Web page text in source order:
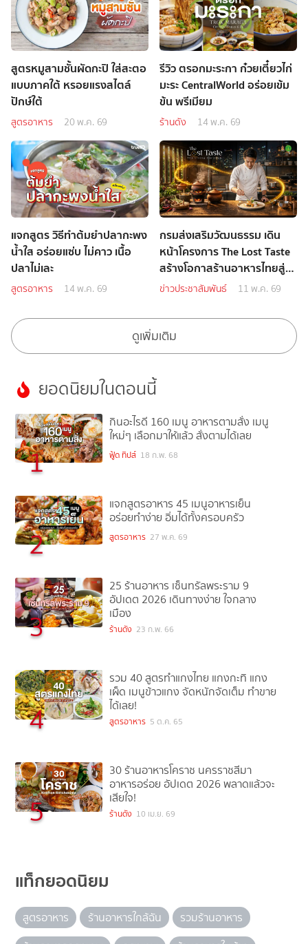
สูตรหมูสามชั้นผัดกะปิ ใส่สะตอ
แบบภาคใต้ หรอยแรงสไตล์
ปักษ์ใต้
สูตรอาหาร 20 พ.ค. 69
รีวิว ตรอกมะระกา ก๋วยเตี๋ยวไก่
มะระ CentralWorld อร่อยเข้ม
ข้น พรีเมียม
ร้านดัง 14 พ.ค. 69
แจกสูตร วิธีทำต้มยำปลากะพง
น้ำใส อร่อยแซ่บ ไม่คาว เนื้อ
ปลาไม่เละ
สูตรอาหาร 14 พ.ค. 69
กรมส่งเสริมวัฒนธรรม เดิน
หน้าโครงการ The Lost Taste
สร้างโอกาสร้านอาหารไทยสู่
มาตรฐานสากล
ข่าวประชาสัมพันธ์ 11 พ.ค. 69
ดูเพิ่มเติม
ยอดนิยมในตอนนี้
1
กินอะไรดี 160 เมนู อาหารตามสั่ง เมนู
ใหม่ๆ เลือกมาให้แล้ว สั่งตามได้เลย
ฟู้ด ทิปส์ 18 ก.พ. 68
2
แจกสูตรอาหาร 45 เมนูอาหารเย็น
อร่อยทำง่าย อิ่มได้ทั้งครอบครัว
สูตรอาหาร 27 พ.ค. 69
3
25 ร้านอาหาร เซ็นทรัลพระราม 9
อัปเดต 2026 เดินทางง่าย ใจกลาง
เมือง
ร้านดัง 23 ก.พ. 66
4
รวม 40 สูตรทำแกงไทย แกงกะทิ แกง
เผ็ด เมนูข้าวแกง จัดหนักจัดเต็ม ทำขาย
ได้เลย!
สูตรอาหาร 5 ต.ค. 65
5
30 ร้านอาหารโคราช นครราชสีมา
อาหารอร่อย อัปเดต 2026 พลาดแล้วจะ
เสียใจ!
ร้านดัง 10 เม.ย. 69
แท็กยอดนิยม
สูตรอาหาร ร้านอาหารใกล้ฉัน
รวมร้านอาหาร